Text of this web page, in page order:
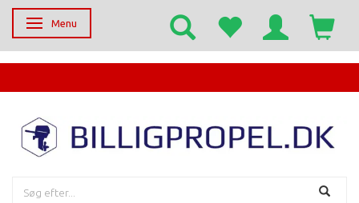
Skifte navigation
Menu